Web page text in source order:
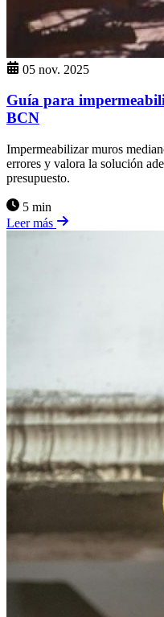
05 nov. 2025
Guía para
BCN
Impermeabilizar muros
errores y valora la solución
presupuesto.
5 min
Leer más